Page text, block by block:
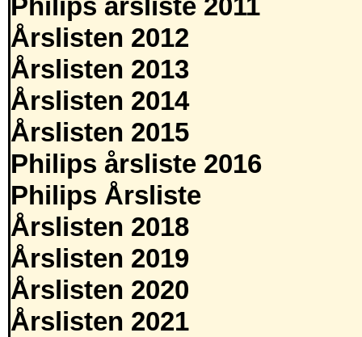
Philips årsliste 2011
Årslisten 2012
Årslisten 2013
Årslisten 2014
Årslisten 2015
Philips årsliste 2016
Philips Årsliste
Årslisten 2018
Årslisten 2019
Årslisten 2020
Årslisten 2021